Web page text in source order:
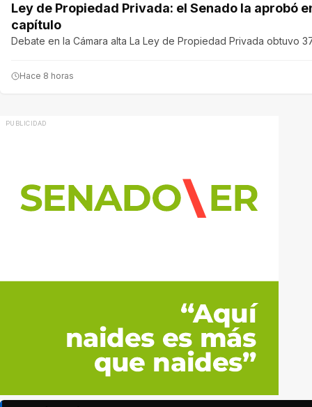
Ley de Propiedad Privada: el Senado la aprobó
capítulo
Debate en la Cámara alta La Ley de Propiedad Privada obtuvo
Hace 8 horas